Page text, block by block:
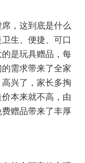
，这到底是什么
生、便捷、可口
是玩具赠品，每
需求带来了全家
兴了，家长多掏
本来就不高，由
赠品带来了丰厚